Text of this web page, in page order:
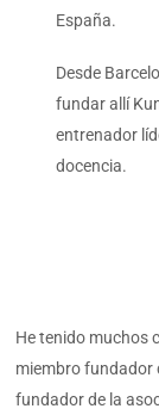
España.
Desde
fundar allí
entrenador
docencia.
He tenido muchos
miembro fundador
fundador de la